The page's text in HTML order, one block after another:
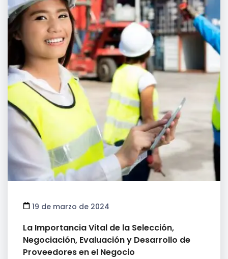
19 de marzo de 2024
La Importancia Vital de la Selección,
Negociación, Evaluación y Desarrollo de
Proveedores en el Negocio